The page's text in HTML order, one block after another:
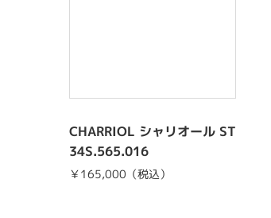
CHARRIOL シャリオール ST
34S.565.016
￥165,000（税込）